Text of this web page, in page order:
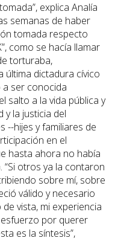
explica Analía
semanas de haber
tomada respecto
como se hacía llamar
torturaba,
última dictadura cívico
a ser conocida
salto a la vida pública y
y la justicia del
--hijes y familiares de
en el
hasta ahora no había
otros ya la contaron
sobre mí, sobre
válido y necesario
vista, mi experiencia
esfuerzo por querer
es la síntesis”,